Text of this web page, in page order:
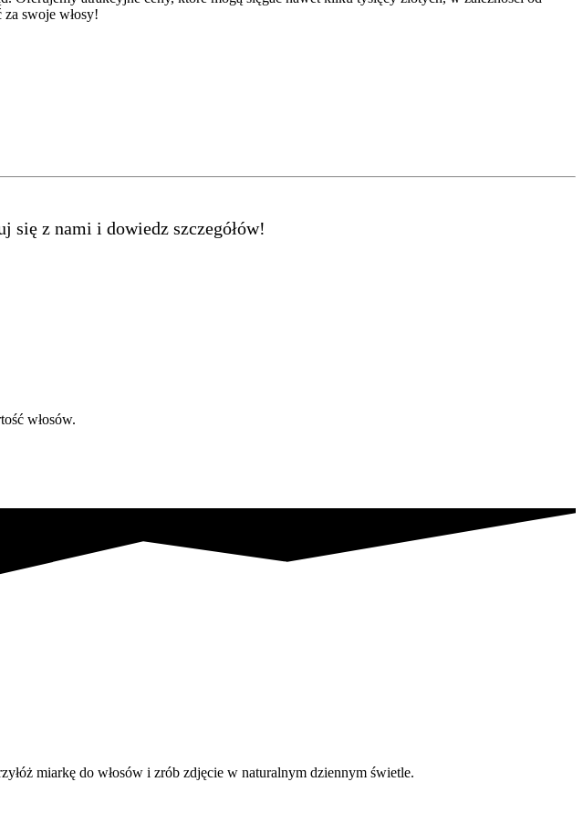
swoje włosy!
się z nami i dowiedz szczegółów!
włosów.
miarkę do włosów i zrób zdjęcie w naturalnym dziennym świetle.